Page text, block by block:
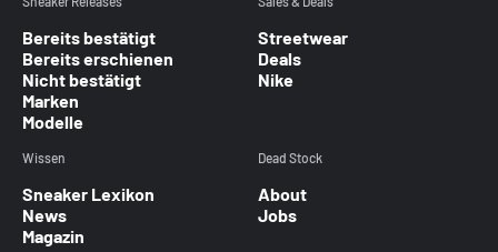
Bereits bestätigt
Bereits erschienen
Nicht bestätigt
Marken
Modelle
Streetwear
Deals
Nike
Wissen
Sneaker Lexikon
News
Magazin
Dead Stock
About
Jobs